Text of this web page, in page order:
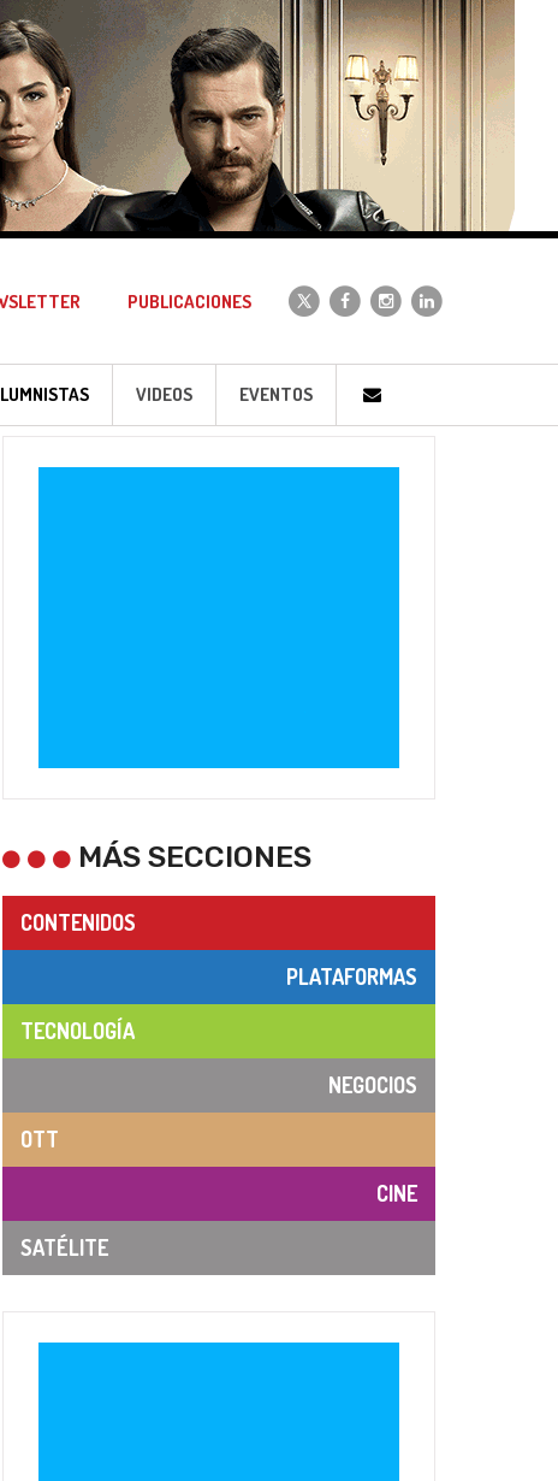
PUBLICACIONES
VIDEOS EVENTOS
MÁS SECCIONES
CONTENIDOS
PLATAFORMAS
TECNOLOGÍA
NEGOCIOS
OTT
CINE
SATÉLITE